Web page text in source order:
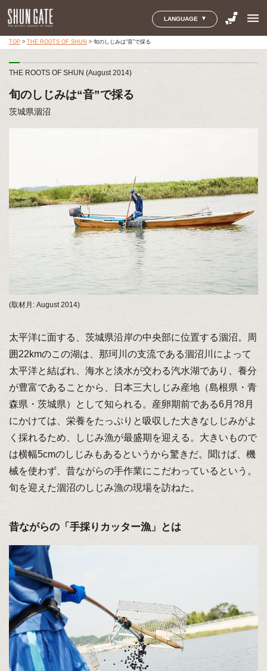
LANGUAGE menu
TOP> THE ROOTS OF SHUN > 旬のしじみは“音”で採る
THE ROOTS OF SHUN (August 2014)
旬のしじみは“音”で採る
茨城県涸沼
(取材月: August 2014)
太平洋に面する、茨城県沿岸の中央部に位置する涸沼。周
囲22kmのこの湖は、那珂川の支流である涸沼川によって
太平洋と結ばれ、海水と淡水が交わる汽水湖であり、養分
が豊富であることから、日本三大しじみ産地（島根県・青
森県・茨城県）として知られる。産卵期前である6月?8月
にかけては、栄養をたっぷりと吸収した大きなしじみがよ
く採れるため、しじみ漁が最盛期を迎える。大きいもので
は横幅5cmのしじみもあるというから驚きだ。聞けば、機
械を使わず、昔ながらの手作業にこだわっているという。
旬を迎えた涸沼のしじみ漁の現場を訪ねた。
昔ながらの「手採りカッター漁」とは